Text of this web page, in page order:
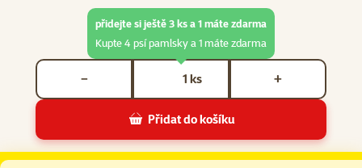
ks
− +
přidejte si ještě 3 ks a 1 máte zdarma
Kupte 4 psí pamlsky a 1 máte zdarma
Přidat do košíku